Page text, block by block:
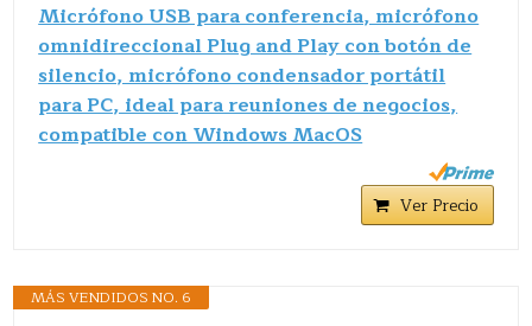
Micrófono USB para conferencia, micrófono
omnidireccional Plug and Play con botón de
silencio, micrófono condensador portátil
para PC, ideal para reuniones de negocios,
compatible con Windows MacOS
Ver Precio
MÁS VENDIDOS NO. 6